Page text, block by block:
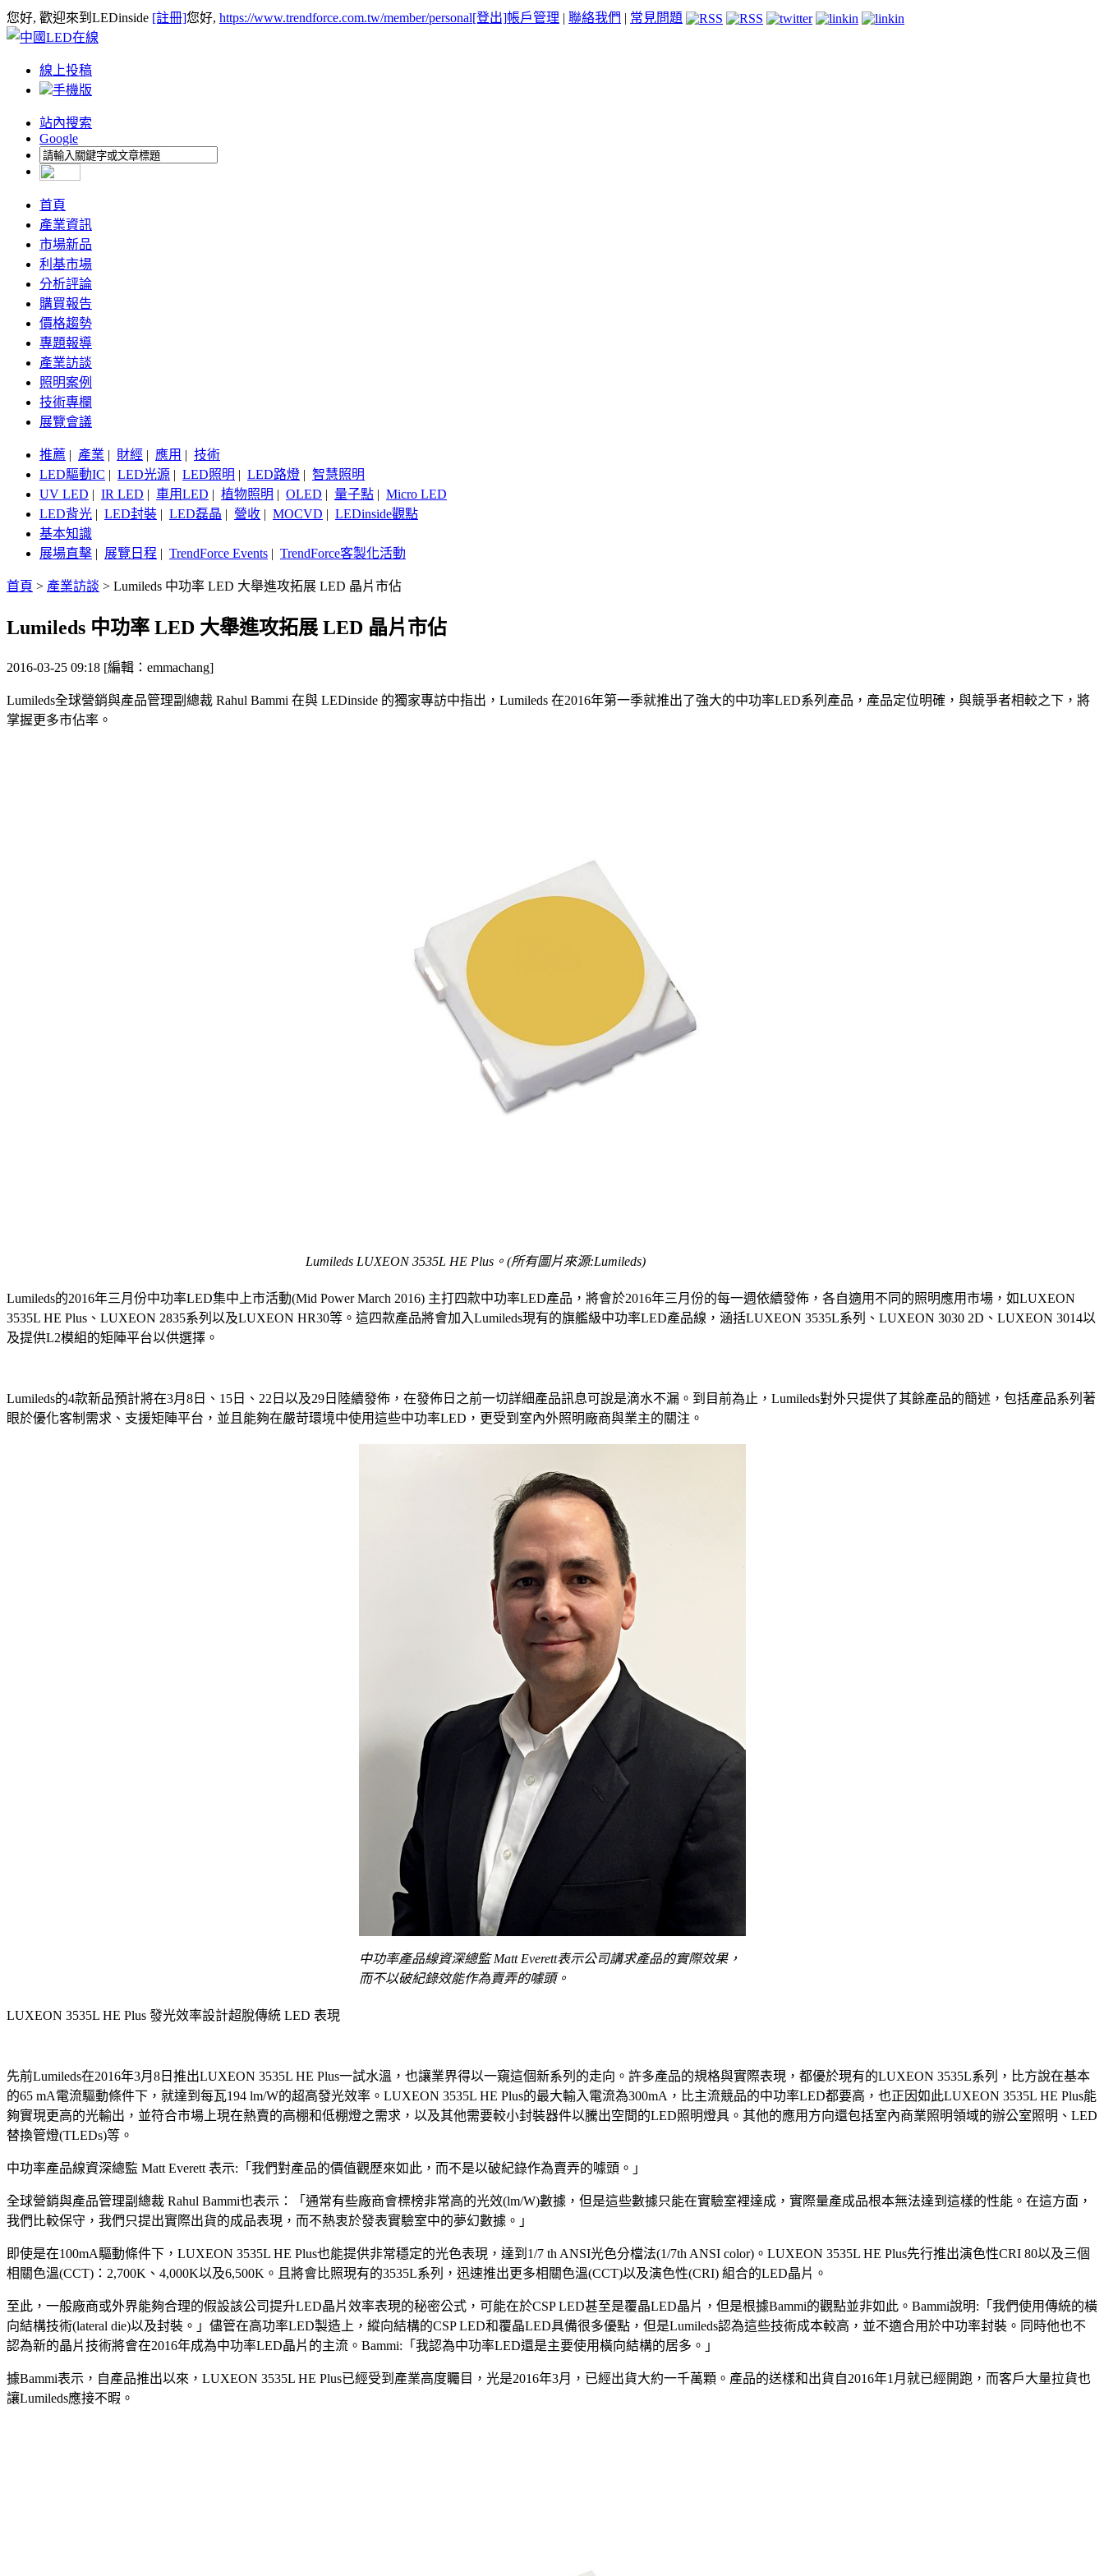
您好, 歡迎來到LEDinside [註冊]您好, https://www.trendforce.com.tw/member/personal[登出]帳戶管理 | 聯絡我們 | 常見問題
線上投稿
手機版
站內搜索
Google
首頁
產業資訊
市場新品
利基市場
分析評論
購買報告
價格趨勢
專題報導
產業訪談
照明案例
技術專欄
展覽會議
推薦 | 產業 | 財經 | 應用 | 技術
LED驅動IC | LED光源 | LED照明 | LED路燈 | 智慧照明
UV LED | IR LED | 車用LED | 植物照明 | OLED | 量子點 | Micro LED
LED背光 | LED封裝 | LED磊晶 | 營收 | MOCVD | LEDinside觀點
基本知識
展場直擊 | 展覽日程 | TrendForce Events | TrendForce客製化活動
首頁 > 產業訪談 > Lumileds 中功率 LED 大舉進攻拓展 LED 晶片市佔
Lumileds 中功率 LED 大舉進攻拓展 LED 晶片市佔
2016-03-25 09:18 [編輯：emmachang]
Lumileds全球營銷與產品管理副總裁 Rahul Bammi 在與 LEDinside 的獨家專訪中指出，Lumileds 在2016年第一季就推出了強大的中功率LED系列產品，產品定位明確，與競爭者相較之下，將
掌握更多市佔率。
Lumileds LUXEON 3535L HE Plus。(所有圖片來源:Lumileds)
Lumileds的2016年三月份中功率LED集中上市活動(Mid Power March 2016) 主打四款中功率LED產品，將會於2016年三月份的每一週依續發佈，各自適用不同的照明應用市場，如LUXEON
3535L HE Plus、LUXEON 2835系列以及LUXEON HR30等。這四款產品將會加入Lumileds現有的旗艦級中功率LED產品線，涵括LUXEON 3535L系列、LUXEON 3030 2D、LUXEON 3014以
及提供L2模組的矩陣平台以供選擇。
Lumileds的4款新品預計將在3月8日、15日、22日以及29日陸續發佈，在發佈日之前一切詳細產品訊息可說是滴水不漏。到目前為止，Lumileds對外只提供了其餘產品的簡述，包括產品系列著
眼於優化客制需求、支援矩陣平台，並且能夠在嚴苛環境中使用這些中功率LED，更受到室內外照明廠商與業主的關注。
中功率產品線資深總監 Matt Everett表示公司講求產品的實際效果，
而不以破紀錄效能作為賣弄的噱頭。
LUXEON 3535L HE Plus 發光效率設計超脫傳統 LED 表現
先前Lumileds在2016年3月8日推出LUXEON 3535L HE Plus一試水溫，也讓業界得以一窺這個新系列的走向。許多產品的規格與實際表現，都優於現有的LUXEON 3535L系列，比方說在基本
的65 mA電流驅動條件下，就達到每瓦194 lm/W的超高發光效率。LUXEON 3535L HE Plus的最大輸入電流為300mA，比主流競品的中功率LED都要高，也正因如此LUXEON 3535L HE Plus能
夠實現更高的光輸出，並符合市場上現在熱賣的高棚和低棚燈之需求，以及其他需要較小封裝器件以騰出空間的LED照明燈具。其他的應用方向還包括室內商業照明領域的辦公室照明、LED
替換管燈(TLEDs)等。
中功率產品線資深總監 Matt Everett 表示:「我們對產品的價值觀歷來如此，而不是以破紀錄作為賣弄的噱頭。」
全球營銷與產品管理副總裁 Rahul Bammi也表示：「通常有些廠商會標榜非常高的光效(lm/W)數據，但是這些數據只能在實驗室裡達成，實際量產成品根本無法達到這樣的性能。在這方面，
我們比較保守，我們只提出實際出貨的成品表現，而不熱衷於發表實驗室中的夢幻數據。」
即使是在100mA驅動條件下，LUXEON 3535L HE Plus也能提供非常穩定的光色表現，達到1/7 th ANSI光色分檔法(1/7th ANSI color)。LUXEON 3535L HE Plus先行推出演色性CRI 80以及三個
相關色溫(CCT)：2,700K、4,000K以及6,500K。且將會比照現有的3535L系列，迅速推出更多相關色溫(CCT)以及演色性(CRI) 組合的LED晶片。
至此，一般廠商或外界能夠合理的假設該公司提升LED晶片效率表現的秘密公式，可能在於CSP LED甚至是覆晶LED晶片，但是根據Bammi的觀點並非如此。Bammi說明:「我們使用傳統的橫
向結構技術(lateral die)以及封裝。」儘管在高功率LED製造上，縱向結構的CSP LED和覆晶LED具備很多優點，但是Lumileds認為這些技術成本較高，並不適合用於中功率封裝。同時他也不
認為新的晶片技術將會在2016年成為中功率LED晶片的主流。Bammi:「我認為中功率LED還是主要使用橫向結構的居多。」
據Bammi表示，自產品推出以來，LUXEON 3535L HE Plus已經受到產業高度矚目，光是2016年3月，已經出貨大約一千萬顆。產品的送樣和出貨自2016年1月就已經開跑，而客戶大量拉貨也
讓Lumileds應接不暇。